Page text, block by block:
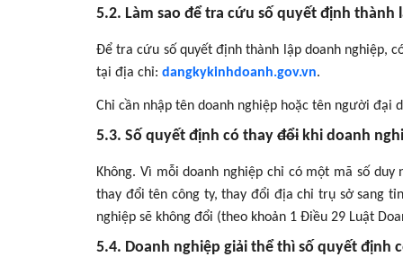
5.2. Làm sao để tra cứu số quyết định thành
Để tra cứu số quyết định thành lập doanh nghiệp,
tại địa chỉ: dangkykinhdoanh.gov.vn.
Chỉ cần nhập tên doanh nghiệp hoặc tên người đại
5.3. Số quyết định có thay đổi khi doanh
Không. Vì mỗi doanh nghiệp chỉ có một mã số
thay đổi tên công ty, thay đổi địa chỉ trụ sở sang
nghiệp sẽ không đổi (theo khoản 1 Điều 29 Luật
5.4. Doanh nghiệp giải thể thì số quyết định